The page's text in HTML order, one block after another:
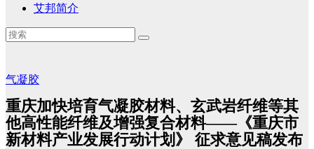
艾邦简介
气凝胶
重庆加快培育气凝胶材料、玄武岩纤维等其
他高性能纤维及增强复合材料——《重庆市
新材料产业发展行动计划》 征求意见稿发布